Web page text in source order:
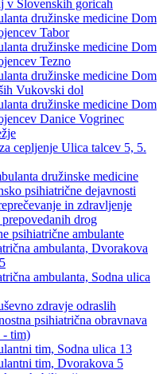
v Slovenskih goricah
družinske medicine Dom
Tabor
družinske medicine Dom
Tezno
družinske medicine Dom
Vukovski dol
družinske medicine Dom
Danice Vogrinec
cepljenje Ulica talcev 5, 5.
družinske medicine
psihiatrične dejavnosti
in zdravljenje
drog
psihiatrične ambulante
ambulanta, Dvorakova
ambulanta, Sodna ulica
zdravje odraslih
psihiatrična obravnava
- tim)
tim, Sodna ulica 13
tim, Dvorakova 5